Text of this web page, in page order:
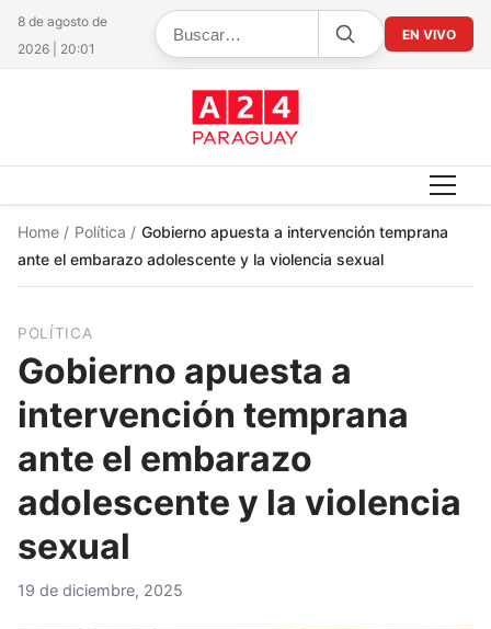
8 de agosto de
2026 | 20:01
EN VIVO
Home / Política / Gobierno apuesta a intervención temprana
ante el embarazo adolescente y la violencia sexual
POLÍTICA
Gobierno apuesta a
intervención temprana
ante el embarazo
adolescente y la violencia
sexual
19 de diciembre, 2025